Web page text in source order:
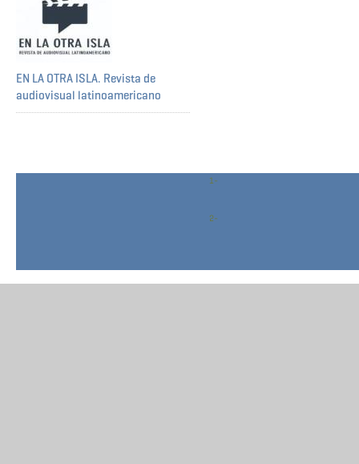
EN LA OTRA ISLA. Revista de
audiovisual latinoamericano